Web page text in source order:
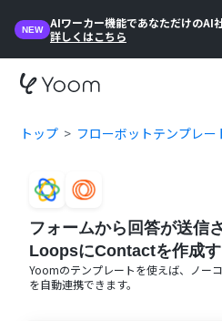
NEW
AIワーカー機能であなただけのAI
詳しくはこちら
トップ フローボットテンプレー
フォームから回答が送信
LoopsにContactを作成
Yoomのテンプレートを使えば、ノー
を自動連携できます。